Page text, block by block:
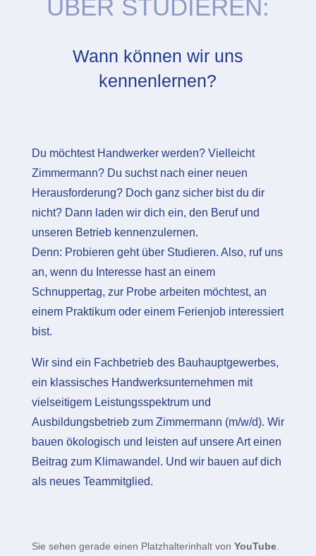
ÜBER STUDIEREN:
Wann können wir uns
kennenlernen?
Du möchtest Handwerker werden? Vielleicht
Zimmermann? Du suchst nach einer neuen
Herausforderung? Doch ganz sicher bist du dir
nicht? Dann laden wir dich ein, den Beruf und
unseren Betrieb kennenzulernen.
Denn: Probieren geht über Studieren. Also, ruf uns
an, wenn du Interesse hast an einem
Schnuppertag, zur Probe arbeiten möchtest, an
einem Praktikum oder einem Ferienjob interessiert
bist.
Wir sind ein Fachbetrieb des Bauhauptgewerbes,
ein klassisches Handwerksunternehmen mit
vielseitigem Leistungsspektrum und
Ausbildungsbetrieb zum Zimmermann (m/w/d). Wir
bauen ökologisch und leisten auf unsere Art einen
Beitrag zum Klimawandel. Und wir bauen auf dich
als neues Teammitglied.
Sie sehen gerade einen Platzhalterinhalt von YouTube.